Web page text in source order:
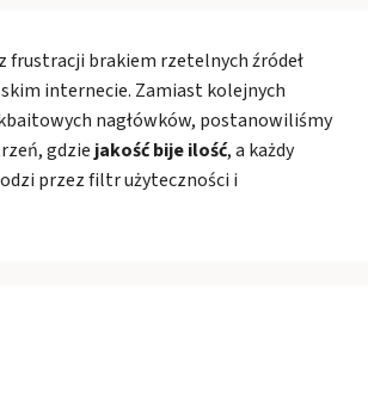
frustracji brakiem rzetelnych źródeł
internecie. Zamiast kolejnych
nagłówków, postanowiliśmy
gdzie jakość bije ilość, a każdy
przez filtr użyteczności i